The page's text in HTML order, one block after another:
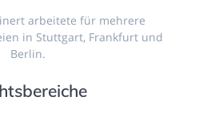
arbeitete für mehrere
in Stuttgart, Frankfurt und
Berlin.